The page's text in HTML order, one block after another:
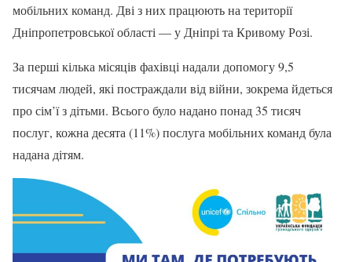
мобільних команд. Дві з них працюють на території
Дніпропетровської області — у Дніпрі та Кривому Розі.
За перші кілька місяців фахівці надали допомогу 9,5
тисячам людей, які постраждали від війни, зокрема йдеться
про сім’ї з дітьми. Всього було надано понад 35 тисяч
послуг, кожна десята (11%) послуга мобільних команд була
надана дітям.